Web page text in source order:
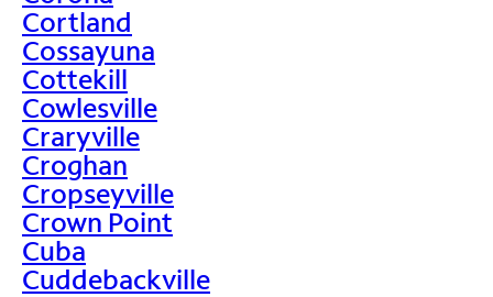
Cortland
Cossayuna
Cottekill
Cowlesville
Craryville
Croghan
Cropseyville
Crown Point
Cuba
Cuddebackville